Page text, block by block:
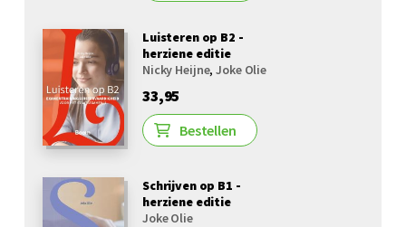
Luisteren op B2 -
herziene editie
Nicky Heijne,Joke Olie
33,95
Bestellen
Schrijven op B1 -
herziene editie
Joke Olie